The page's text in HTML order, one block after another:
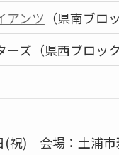
アンツ （県南ブロ
ズ（県西ブロック
(祝) 会場：土浦市